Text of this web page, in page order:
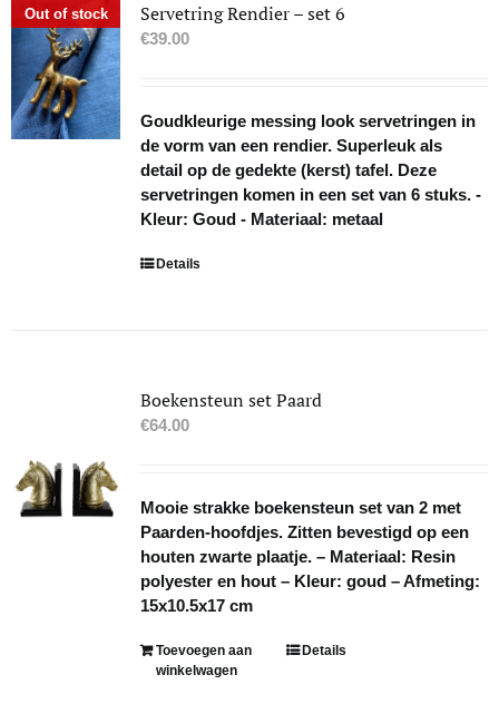
Out of stock Servetring Rendier – set 6
€39.00
Goudkleurige messing look servetringen in
de vorm van een rendier. Superleuk als
detail op de gedekte (kerst) tafel. Deze
servetringen komen in een set van 6 stuks. -
Kleur: Goud - Materiaal: metaal
Details
Boekensteun set Paard
€64.00
Mooie strakke boekensteun set van 2 met
Paarden-hoofdjes. Zitten bevestigd op een
houten zwarte plaatje. – Materiaal: Resin
polyester en hout – Kleur: goud – Afmeting:
15x10.5x17 cm
Toevoegen aan
winkelwagen
Details